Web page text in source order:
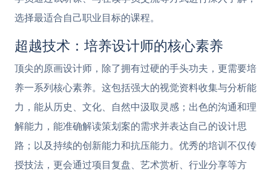
选择最适合自己职业目标的课程。
超越技术：培养设计师的核心素养
顶尖的原画设计师，除了拥有过硬的手头功夫，更需要培
养一系列核心素养。这包括强大的视觉资料收集与分析能
力，能从历史、文化、自然中汲取灵感；出色的沟通和理
解能力，能准确解读策划案的需求并表达自己的设计思
路；以及持续的创新能力和抗压能力。优秀的培训不仅传
授技法，更会通过项目复盘、艺术赏析、行业分享等方